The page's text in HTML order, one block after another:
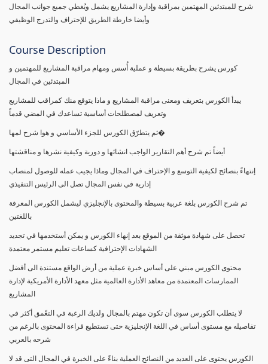
شرح للمبتدئين المهتمين بمراقبة وإدارة المشاريع يشمل ويُغطي جميع جوانب المجال
وأيضا خارطة الطريق للإحتراف والتدرج الوظيفي
Course Description
كورس يشرح بطريقة بسيطة و عملية أُسس ومهام مراقبة المشاريع للمهتمين و
المبتدئين في المجال
يبدأ الكورس بتعريف ومعنى مراقبة المشاريع و ماذا يتوقع منك كمراقب للمشاريع
وتعريف لمصطلحات أساسية تساعدك في المضي قدماً
ثم يتطرّق الكورس للجزء الأساسي و هوا شرح لمها�
أيضاً تم شرح أهم التقارير الواجب انشائها و دورية وكيفية نشرها و مناقشتها
إنتهاءً بنصائح لكيفية التوسع و الإحتراف في المجال وماذا يجيب عمله للوصول لمنصاب
إدارية في نفس المجال تصل الى الرئيس التنفيذي
تم شرح الكورس بلغة عربية بسيطة والمحتوى بالإنجليزي ليشمل الكورس المعرفة
باللغتين
تحصل على شهادة موثقة من الموقع بعد إنهاء الكورس و يمكن أستخدمها في تجديد
الشهادات الإحترافية كساعات تعليم مستمر معتمدة
محتوى الكورس مبني على أساس خبرة عملية من أرض الواقع مستندة الى أفضل
الممارسات المعتمدة من معاهد الأدارة العالمية مثل معهد الأدارة الأمريكية لإدارة
المشاريع
لا يتطلب الكورس سوى أن تكون مهتم بالمجال ولديك الرغبة في التعّمق أكثر في
تفاصيله مع مستوى أساس في اللغة الإنجليزية حتى تستطيع قراءة المحتوى بالرغم من
شرحه بالعربي
الكورس يحتوى على العديد من النصائح العملية بناءً على الخبرة في المجال التى قد لا